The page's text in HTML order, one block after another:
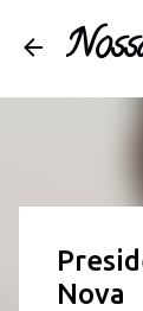
Nova